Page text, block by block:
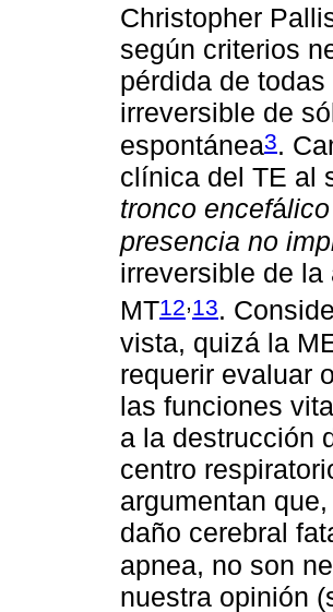
Christopher
según criterios
pérdida de
irreversible de
espontánea3.
clínica del TE al
tronco encefá
presencia no
irreversible de
MT12,13.
vista, quizá la
requerir evaluar
las funciones
a la destrucción
centro
argumentan
daño cerebral
apnea, no son
nuestra opinión